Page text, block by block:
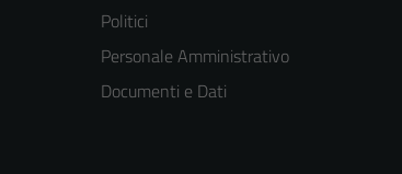
Politici
Personale Amministrativo
Documenti e Dati